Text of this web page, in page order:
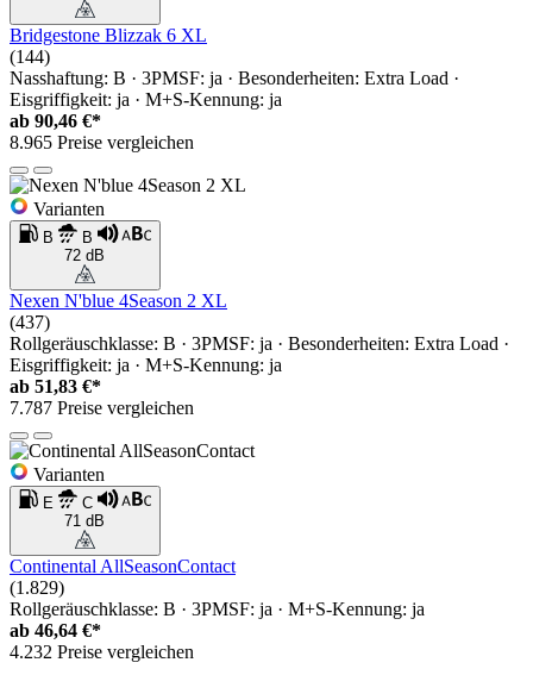
Bridgestone Blizzak 6 XL
(144)
Nasshaftung: B · 3PMSF: ja · Besonderheiten: Extra Load ·
Eisgriffigkeit: ja · M+S-Kennung: ja
ab 90,46 €*
8.965 Preise vergleichen
Varianten
B
B
72 dB
Nexen N'blue 4Season 2 XL
(437)
Rollgeräuschklasse: B · 3PMSF: ja · Besonderheiten: Extra Load ·
Eisgriffigkeit: ja · M+S-Kennung: ja
ab 51,83 €*
7.787 Preise vergleichen
Varianten
E
C
71 dB
Continental AllSeasonContact
(1.829)
Rollgeräuschklasse: B · 3PMSF: ja · M+S-Kennung: ja
ab 46,64 €*
4.232 Preise vergleichen